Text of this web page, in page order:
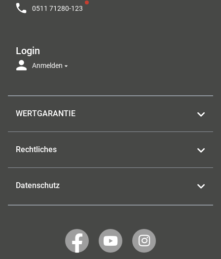
0511 71280-123
Login
Anmelden
WERTGARANTIE
Rechtliches
Datenschutz
WERTGARANTIE
auf
WERTGARANTIE
auf
WERTGARANTIE
auf